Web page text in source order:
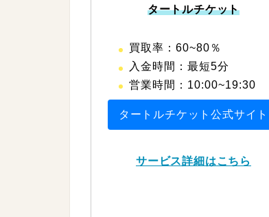
タートルチケット
買取率：60~80％
入金時間：最短5分
営業時間：10:00~19:30
タートルチケット公式サイト
サービス詳細はこちら